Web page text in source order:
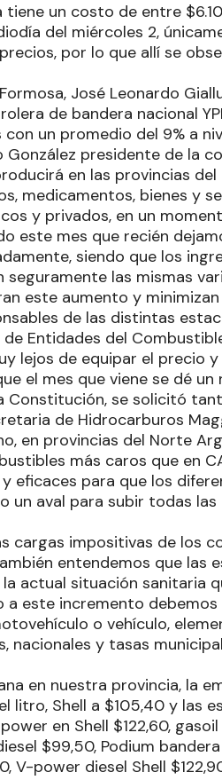
un costo de entre
del miércoles 2,
por lo que allí se
José Leonardo
de bandera nacional
un promedio del 9% a
González presidente de la
en las provincias
medicamentos, bienes y
y privados, en un
este mes que recién
siendo que los
las mismas
este aumento y
de las distintas
Entidades del
lejos de equipar el precio
el mes que viene se dé un
Constitución, se solicitó
de Hidrocarburos
en provincias del Norte
más caros que en
eficaces para que los
aval para subir todas las
cargas impositivas de los
entendemos que las
actual situación sanitaria
este incremento debemos
o vehículo,
y tasas
en nuestra provincia, la
litro, Shell a $105,40 y las
en Shell $122,60,
$99,50, Podium
V-power diesel Shell